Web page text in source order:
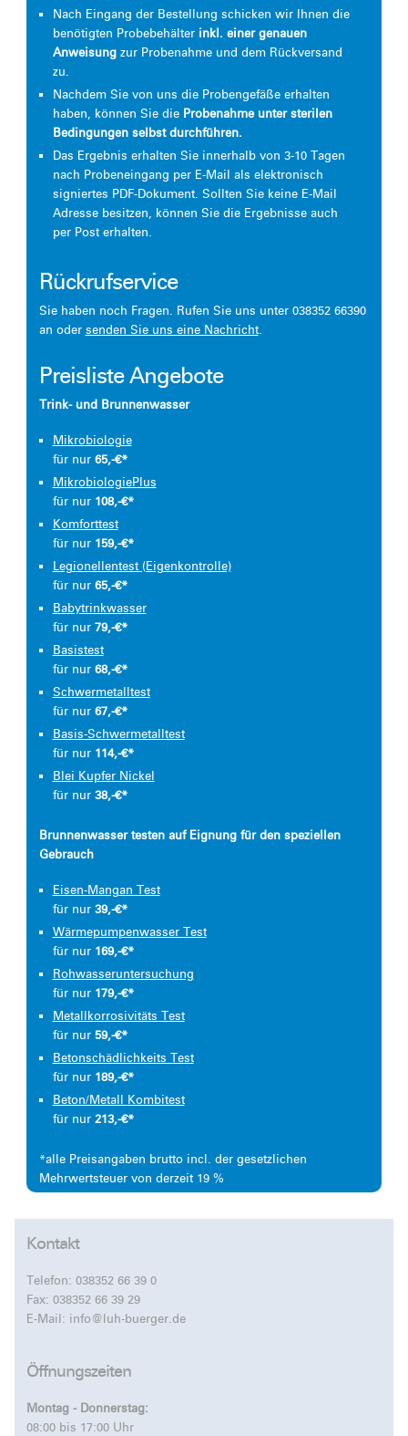
Nach Eingang der Bestellung schicken wir Ihnen die
benötigten Probebehälter inkl. einer genauen
Anweisungzur Probenahme und dem Rückversand
zu.
Nachdem Sie von uns die Probengefäße erhalten
haben, können Sie die Probenahme unter sterilen
Bedingungen selbst durchführen.
Das Ergebnis erhalten Sie innerhalb von 3-10 Tagen
nach Probeneingang per E-Mail als elektronisch
signiertes PDF-Dokument. Sollten Sie keine E-Mail
Adresse besitzen, können Sie die Ergebnisse auch
per Post erhalten.
Rückrufservice
Sie haben noch Fragen. Rufen Sie uns unter 038352 66390
an oder senden Sie uns eine Nachricht.
Preisliste Angebote
Trink- und Brunnenwasser
Mikrobiologie
für nur65,-€*
MikrobiologiePlus
für nur 108,-€*
Komforttest
für nur 159,-€*
Legionellentest (Eigenkontrolle)
für nur65,-€*
Babytrinkwasser
für nur79,-€*
Basistest
für nur 68,-€*
Schwermetalltest
für nur 67,-€*
Basis-Schwermetalltest
für nur 114,-€*
Blei Kupfer Nickel
für nur 38,-€*
Brunnenwasser testen auf Eignung für den speziellen
Gebrauch
Eisen-Mangan Test
für nur 39,-€*
Wärmepumpenwasser Test
für nur 169,-€*
Rohwasseruntersuchung
für nur 179,-€*
Metallkorrosivitäts Test
für nur 59,-€*
Betonschädlichkeits Test
für nur 189,-€*
Beton/Metall Kombitest
für nur 213,-€*
*alle Preisangaben brutto incl. der gesetzlichen
Mehrwertsteuer von derzeit 19 %
Kontakt
Telefon:038352 66 39 0
Fax: 038352 66 39 29
E-Mail: info@luh-buerger.de
Öffnungszeiten
Montag - Donnerstag:
08:00 bis 17:00 Uhr